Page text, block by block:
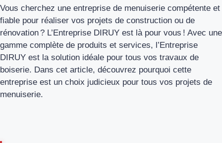
Vous cherchez une entreprise de menuiserie compétente et
fiable pour réaliser vos projets de construction ou de
rénovation ? L’Entreprise DIRUY est là pour vous ! Avec une
gamme complète de produits et services, l’Entreprise
DIRUY est la solution idéale pour tous vos travaux de
boiserie. Dans cet article, découvrez pourquoi cette
entreprise est un choix judicieux pour tous vos projets de
menuiserie.